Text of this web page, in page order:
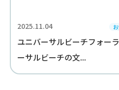
2025.11.04
ユニバーサルビーチフォー
ーサルビーチの文...